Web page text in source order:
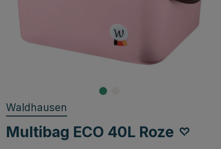
Waldhausen
Multibag ECO 40L Roze